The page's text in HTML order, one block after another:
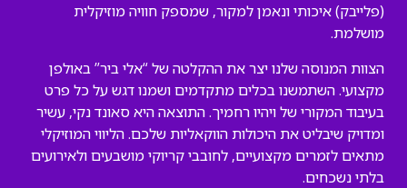
(פלייבק) איכותי ונאמן למקור, שמספק חוויה מוזיקלית
מושלמת.
הצוות המנוסה שלנו יצר את ההקלטה של “אלי ביר” באולפן
מקצועי. השתמשנו בכלים מתקדמים ושמנו דגש על כל פרט
בעיבוד המקורי של ויהיו רחמיך. התוצאה היא סאונד נקי, עשיר
ומדויק שיבליט את היכולות הווקאליות שלכם. הליווי המוזיקלי
מתאים לזמרים מקצועיים, לחובבי קריוקי מושבעים ולאירועים
בלתי נשכחים.